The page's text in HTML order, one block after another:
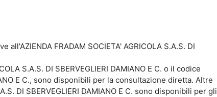
FRADAM SOCIETA' AGRICOLA S.A.S. DI
S.A.S. DI SBERVEGLIERI DAMIANO E C. o il codice
E C., sono disponibili per la consultazione diretta. Altre
DI SBERVEGLIERI DAMIANO E C. sono disponibili per gli